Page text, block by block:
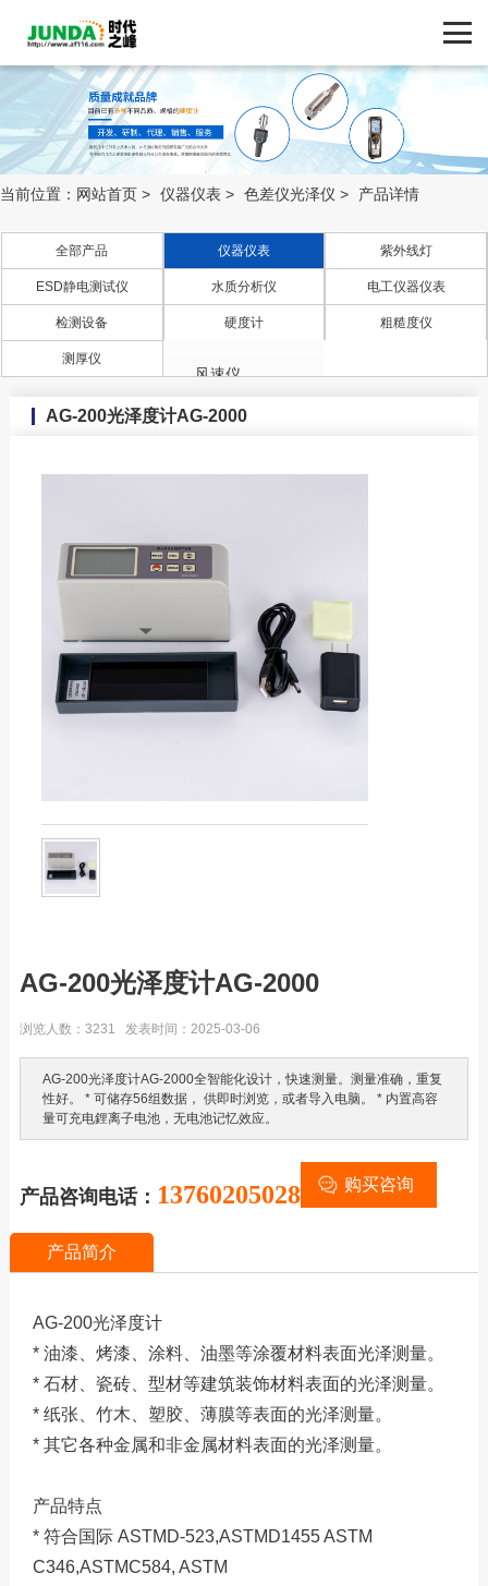
品牌中心
新闻动态
技术支持
联系我们
联系邮箱：liu56817@126.com
ZF116.COM
当前位置： 网站首页 > 仪器仪表 > 色差仪光泽仪 > 产品详情
全部产品 仪器仪表
照度计
流量计
风速仪
温度计
露点仪
张力仪
测力计/推拉力计/
扭矩仪
转速表，频闪仪
色差仪光泽仪
噪音计
紫外线灯
ESD静电测试仪 水质分析仪 电工仪器仪表
检测设备 硬度计 粗糙度仪
测厚仪
AG-200光泽度计AG-2000
AG-200光泽度计AG-2000
浏览人数：3231 发表时间：2025-03-06
AG-200光泽度计AG-2000全智能化设计，快速测量。测量准确，重复
性好。 * 可储存56组数据， 供即时浏览，或者导入电脑。 * 内置高容
量可充电鋰离子电池，无电池记忆效应。
产品咨询电话： 13760205028 购买咨询
产品简介
AG-200光泽度计
* 油漆、烤漆、涂料、油墨等涂覆材料表面光泽测量。
* 石材、瓷砖、型材等建筑装饰材料表面的光泽测量。
* 纸张、竹木、塑胶、薄膜等表面的光泽测量。
* 其它各种金属和非金属材料表面的光泽测量。
产品特点
* 符合国际 ASTMD-523,ASTMD1455 ASTM
C346,ASTMC584, ASTM